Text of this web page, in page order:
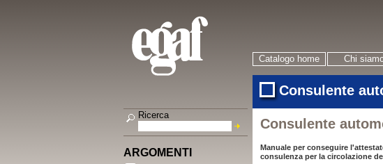
Catalogo home Chi
Consulente
Consulente
Manuale per conseguire
consulenza per la circolazione
Ricerca
ARGOMENTI